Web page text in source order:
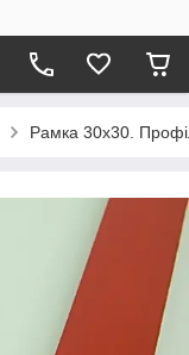
Рамка 30х30.